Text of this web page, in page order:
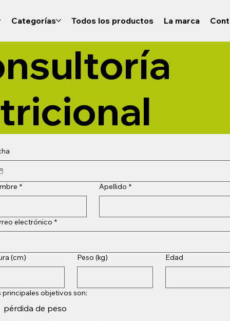
Categorías Todos los productos La marca
* Apellido *
electrónico *
(cm) Peso (kg) Edad
principales objetivos son:
pérdida de peso